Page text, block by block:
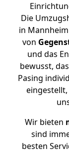
Die
in
von
und das
bewusst,
Pasing
Wir bieten
sind
besten